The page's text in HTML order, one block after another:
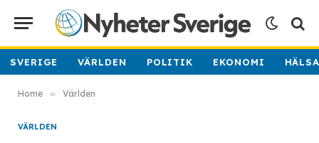
SVERIGE VÄRLDEN POLITIK EKONOMI
Home » Världen
VÄRLDEN